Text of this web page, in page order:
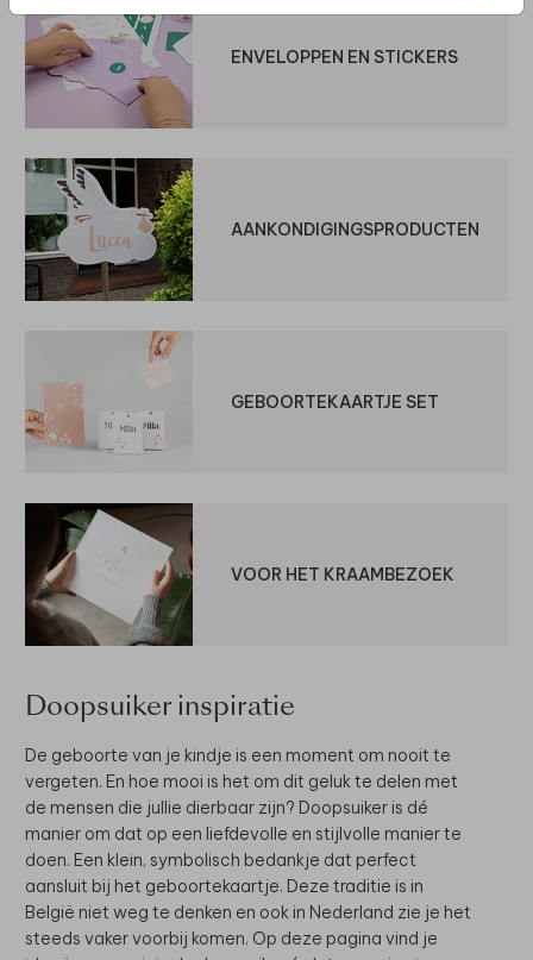
ENVELOPPEN EN STICKERS
AANKONDIGINGSPRODUCTEN
GEBOORTEKAARTJE SET
VOOR HET KRAAMBEZOEK
Doopsuiker inspiratie
De geboorte van je kindje is een moment om nooit te
vergeten. En hoe mooi is het om dit geluk te delen met
de mensen die jullie dierbaar zijn? Doopsuiker is dé
manier om dat op een liefdevolle en stijlvolle manier te
doen. Een klein, symbolisch bedankje dat perfect
aansluit bij het geboortekaartje. Deze traditie is in
België niet weg te denken en ook in Nederland zie je het
steeds vaker voorbij komen. Op deze pagina vind je